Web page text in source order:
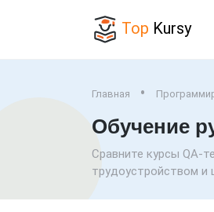
Top Kursy
Главная
Обучение
Сравните курсы QA-
трудоустройством и